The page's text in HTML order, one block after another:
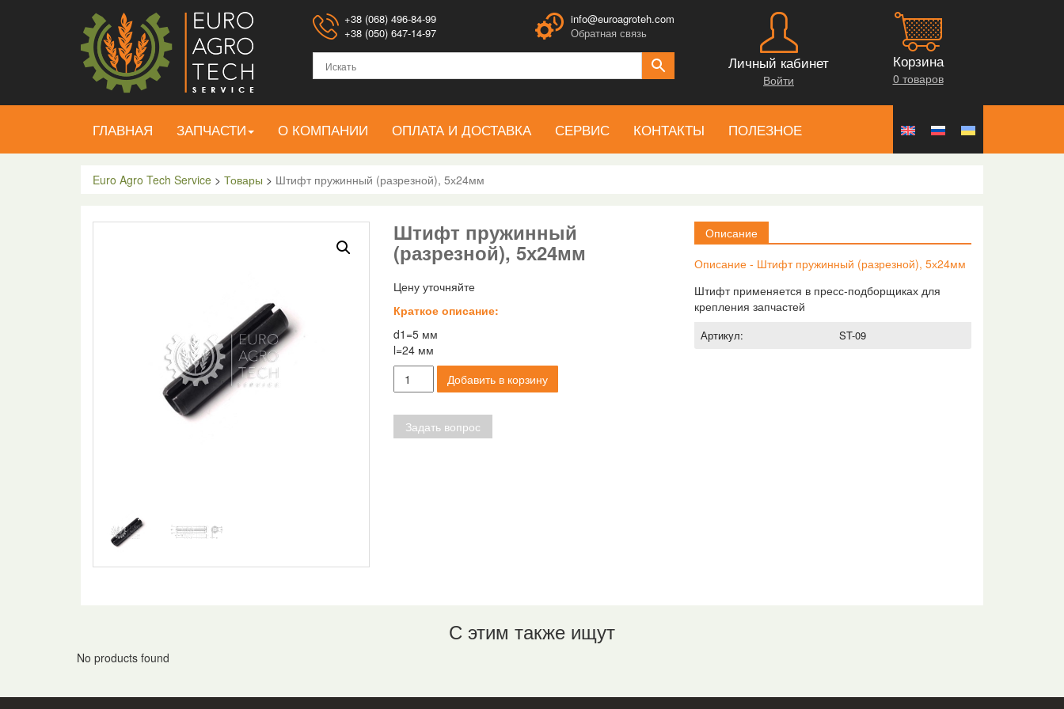
+38 (068) 496-84-99
+38 (050) 647-14-97
info@euroagroteh.com
Обратная связь
Личный кабинет
Войти
Корзина
0 товаров
ГЛАВНАЯ ЗАПЧАСТИ О КОМПАНИИ ОПЛАТА И ДОСТАВКА СЕРВИС КОНТАКТЫ ПОЛЕЗНОЕ
Euro Agro Tech Service > Товары > Штифт пружинный (разрезной), 5х24мм
Штифт пружинный
(разрезной), 5х24мм
Цену уточняйте
Краткое описание:
d1=5 мм
l=24 мм
Количество
товара
пружинный
(разрезной),
Добавить в корзину
Задать вопрос
Описание
Описание - Штифт пружинный (разрезной), 5х24мм
Штифт применяется в пресс-подборщиках для
крепления запчастей
Артикул: ST-09
С этим также ищут
No products found